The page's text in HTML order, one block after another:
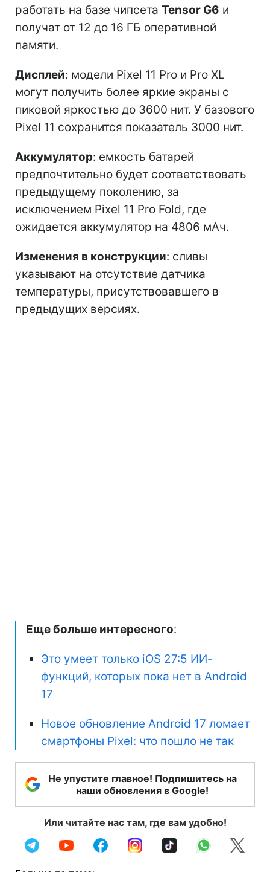
работать на базе чипсета Tensor G6 и
получат от 12 до 16 ГБ оперативной
памяти.
Дисплей: модели Pixel 11 Pro и Pro XL
могут получить более яркие экраны с
пиковой яркостью до 3600 нит. У базового
Pixel 11 сохранится показатель 3000 нит.
Аккумулятор: емкость батарей
предпочтительно будет соответствовать
предыдущему поколению, за
исключением Pixel 11 Pro Fold, где
ожидается аккумулятор на 4806 мАч.
Изменения в конструкции: сливы
указывают на отсутствие датчика
температуры, присутствовавшего в
предыдущих версиях.
Еще больше интересного:
Это умеет только iOS 27:5 ИИ-
функций, которых пока нет в Android
17
Новое обновление Android 17 ломает
смартфоны Pixel: что пошло не так
Не упустите главное! Подпишитесь на
наши обновления в Google!
Или читайте нас там, где вам удобно!